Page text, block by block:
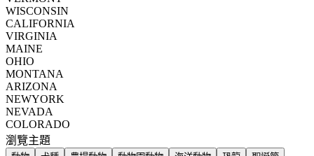
WISCONSIN
CALIFORNIA
VIRGINIA
MAINE
OHIO
MONTANA
ARIZONA
NEWYORK
NEVADA
COLORADO
瀏覽主題